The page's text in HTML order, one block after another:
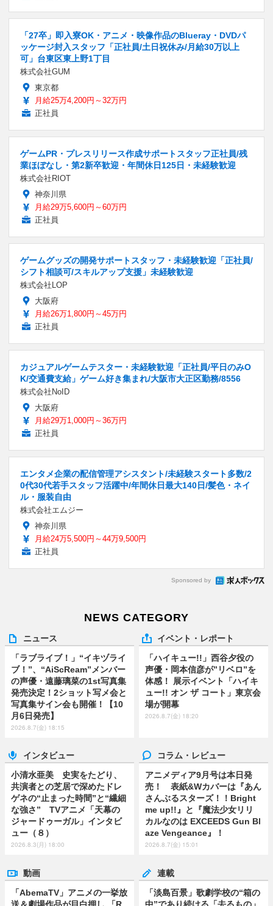
「27卒」即入寮OK・アニメ・映像作品のBlueray・DVDパ
ッケージ封入スタッフ「正社員/土日祝休み/月給30万以上
可」台東区東上野1丁目
株式会社GUM
東京都
月給25万4,200円～32万円
正社員
ゲームPR・プレスリリース作成サポートスタッフ正社員/残
業ほぼなし・第2新卒歓迎・年間休日125日・未経験歓迎
株式会社RIOT
神奈川県
月給29万5,600円～60万円
正社員
ゲームグッズの開発サポートスタッフ・未経験歓迎「正社員/
シフト相談可/スキルアップ支援」未経験歓迎
株式会社LOP
大阪府
月給26万1,800円～45万円
正社員
カジュアルゲームテスター・未経験歓迎「正社員/平日のみO
K/交通費支給」ゲーム好き集まれ/大阪市大正区勤務/8556
株式会社NoID
大阪府
月給29万1,000円～36万円
正社員
エンタメ企業の配信管理アシスタント/未経験スタート多数/2
0代30代若手スタッフ活躍中/年間休日最大140日/髪色・ネイ
ル・服装自由
株式会社エムジー
神奈川県
月給24万5,500円～44万9,500円
正社員
Sponsored by
NEWS CATEGORY
ニュース
「ラブライブ！」“イキヅライ
ブ！”、“AiScReam”メンバー
の声優・遠藤璃菜の1st写真集
発売決定！2ショット写メ会と
写真集サイン会も開催！【10
月6日発売】
2026.8.7(金) 18:15
イベント・レポート
「ハイキュー!!」西谷夕役の
声優・岡本信彦が”リベロ”を
体感！ 展示イベント「ハイキ
ュー!! オン ザ コート」東京会
場が開幕
2026.8.7(金) 18:20
インタビュー
小清水亜美 史実をたどり、
共演者との芝居で深めたドレ
ゲネの“止まった時間”と“繊細
な強さ” TVアニメ「天幕の
ジャードゥーガル」インタビ
ュー（８）
2026.8.3(月) 18:00
コラム・レビュー
アニメディア9月号は本日発
売！ 表紙&Wカバーは『あん
さんぶるスターズ！！Bright
me up!!』と『魔法少女リリ
カルなのは EXCEEDS Gun Bl
aze Vengeance』！
2026.8.7(金) 15:01
動画
「AbemaTV」アニメの一挙放
連載
「淡島百景」歌劇学校の“箱の